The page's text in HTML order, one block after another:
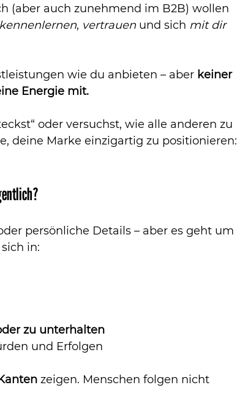
(aber auch zunehmend im B2B) wollen
kennenlernen, vertrauen und sich mit dir
wie du anbieten – aber keiner
Energie mit.
oder versuchst, wie alle anderen zu
deine Marke einzigartig zu positionieren:
persönliche Details – aber es geht um
in:
zu unterhalten
und Erfolgen
zeigen. Menschen folgen nicht